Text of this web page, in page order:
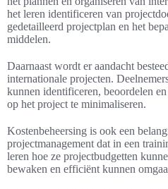
het leren identificeren van
gedetailleerd projectplan en het
middelen.
Daarnaast wordt er aandacht
internationale projecten.
kunnen identificeren, beoordelen
op het project te minimaliseren.
Kostenbeheersing is ook een
projectmanagement dat in een
leren hoe ze projectbudgetten
bewaken en efficiënt kunnen